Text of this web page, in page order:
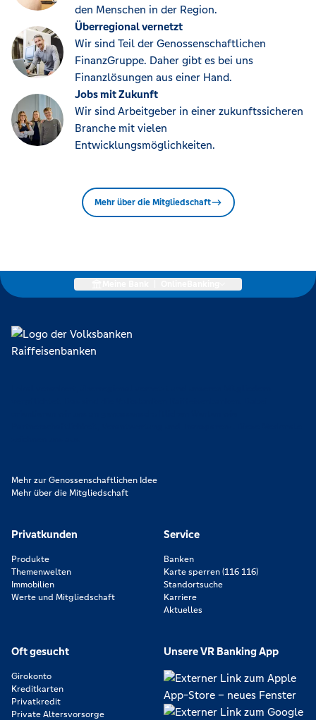
den Menschen in der Region.
Überregional vernetzt
Wir sind Teil der Genossenschaftlichen
FinanzGruppe. Daher gibt es bei uns
Finanzlösungen aus einer Hand.
Jobs mit Zukunft
Wir sind Arbeitgeber in einer zukunftssicheren
Branche mit vielen
Entwicklungsmöglichkeiten.
Mehr über die Mitgliedschaft
Mehr zur Genossenschaftlichen Idee
Mehr über die Mitgliedschaft
Privatkunden
Produkte
Themenwelten
Immobilien
Werte und Mitgliedschaft
Service
Banken
Karte sperren (116 116)
Standortsuche
Karriere
Aktuelles
Oft gesucht
Girokonto
Kreditkarten
Privatkredit
Private Altersvorsorge
Unsere VR Banking App